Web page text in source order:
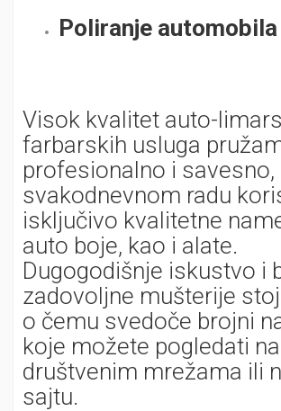
Poliranje automobila
Visok kvalitet auto-
farbarskih usluga
profesionalno i savesno,
svakodnevnom radu
isključivo kvalitetne
auto boje, kao i alate.
Dugogodišnje iskustvo i
zadovoljne mušterije
o čemu svedoče brojni
koje možete pogledati na
društvenim mrežama ili
sajtu.